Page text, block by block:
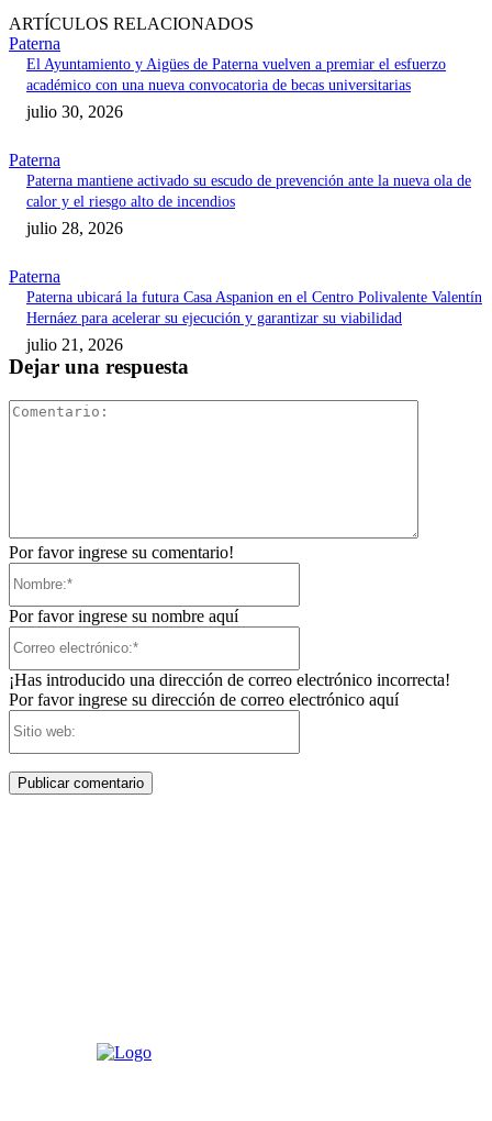
ARTÍCULOS RELACIONADOS
Paterna
El Ayuntamiento y Aigües de Paterna vuelven a premiar el esfuerzo
académico con una nueva convocatoria de becas universitarias
julio 30, 2026
Paterna
Paterna mantiene activado su escudo de prevención ante la nueva ola de
calor y el riesgo alto de incendios
julio 28, 2026
Paterna
Paterna ubicará la futura Casa Aspanion en el Centro Polivalente Valentín
Hernáez para acelerar su ejecución y garantizar su viabilidad
julio 21, 2026
Dejar una respuesta
Por favor ingrese su comentario!
Por favor ingrese su nombre aquí
¡Has introducido una dirección de correo electrónico incorrecta!
Por favor ingrese su dirección de correo electrónico aquí